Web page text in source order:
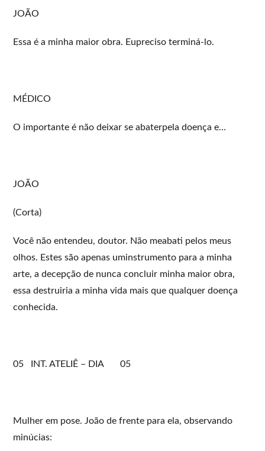
JOÃO
Essa é a minha maior obra. Eupreciso terminá-lo.
MÉDICO
O importante é não deixar se abaterpela doença e…
JOÃO
(Corta)
Você não entendeu, doutor. Não meabati pelos meus
olhos. Estes são apenas uminstrumento para a minha
arte, a decepção de nunca concluir minha maior obra,
essa destruiria a minha vida mais que qualquer doença
conhecida.
05 INT. ATELIÊ – DIA 05
Mulher em pose. João de frente para ela, observando
minúcias: